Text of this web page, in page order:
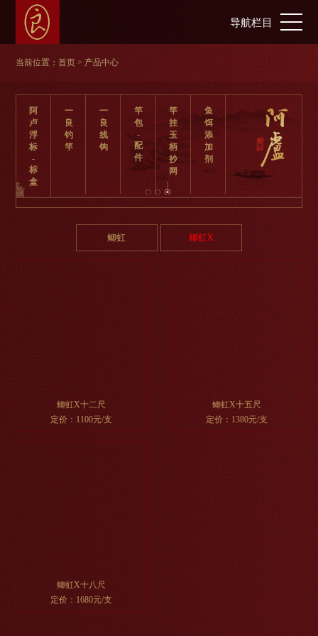
导航栏目
当前位置： 首页> 产品中心
阿
卢
浮
标
-
标
盒
一
良
钓
竿
一
良
线
钩
竿
包
-
配
件
竿
挂
玉
柄
抄
网
鱼
饵
添
加
剂
鲫虹 鲫虹X
鲫虹X十二尺
定价：1100元/支
鲫虹X十五尺
定价：1380元/支
鲫虹X十八尺
定价：1680元/支